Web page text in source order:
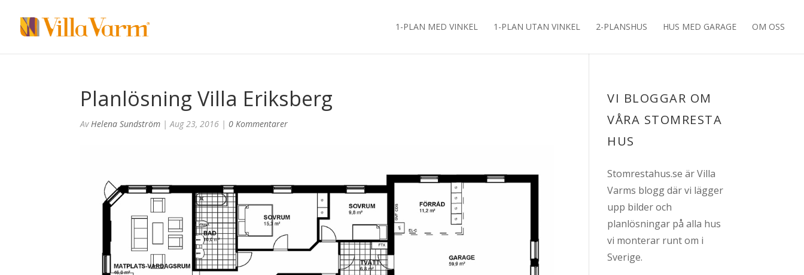
1-PLAN MED VINKEL 1-PLAN UTAN VINKEL 2-PLANSHUS HUS MED GARAGE OM OSS
Planlösning Villa Eriksberg
AvHelena Sundström |Aug 23, 2016 |0 Kommentarer
VI BLOGGAR OM
VÅRA STOMRESTA
HUS
Stomrestahus.se är Villa
Varms blogg där vi lägger
upp bilder och
planlösningar på alla hus
vi monterar runt om i
Sverige.